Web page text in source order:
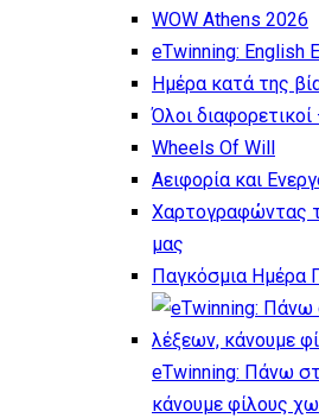
WOW Athens 2026
eTwinning: English
Ημέρα κατά της
Όλοι διαφορετικοί
Wheels Of Will
Αειφορία και
Χαρτογραφώντας
μας
Παγκόσμια Ημέρα
eTwinning: Πάνω
κάνουμε φίλους